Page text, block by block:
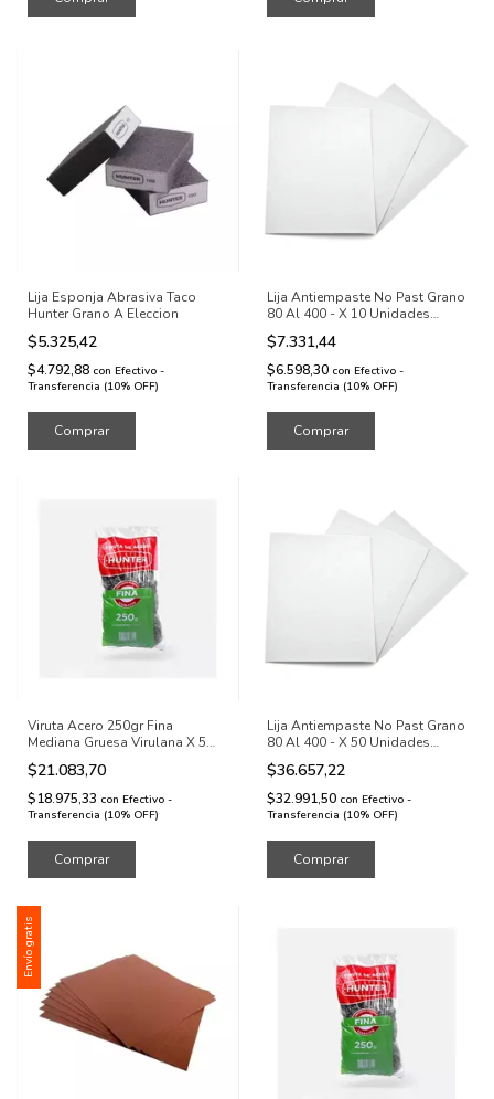
Lija Esponja Abrasiva Taco
Hunter Grano A Eleccion
$5.325,42
$4.792,88 con Efectivo -
Transferencia (10% OFF)
Comprar
Lija Antiempaste No Past Grano
80 Al 400 - X 10 Unidades
Grano A Eleccion
$7.331,44
$6.598,30 con Efectivo -
Transferencia (10% OFF)
Comprar
Viruta Acero 250gr Fina
Mediana Gruesa Virulana X 5
Unidades
$21.083,70
$18.975,33 con Efectivo -
Transferencia (10% OFF)
Comprar
Lija Antiempaste No Past Grano
80 Al 400 - X 50 Unidades
Grano A Eleccion
$36.657,22
$32.991,50 con Efectivo -
Transferencia (10% OFF)
Comprar
Envío gratis